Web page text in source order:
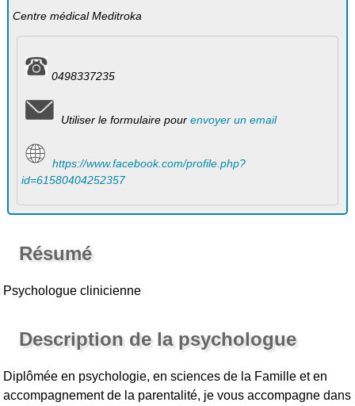
Centre médical Meditroka
0498337235
Utiliser le formulaire pour envoyer un email
https://www.facebook.com/profile.php?
id=61580404252357
Résumé
Psychologue clinicienne
Description de la psychologue
Diplômée en psychologie, en sciences de la Famille et en
accompagnement de la parentalité, je vous accompagne dans